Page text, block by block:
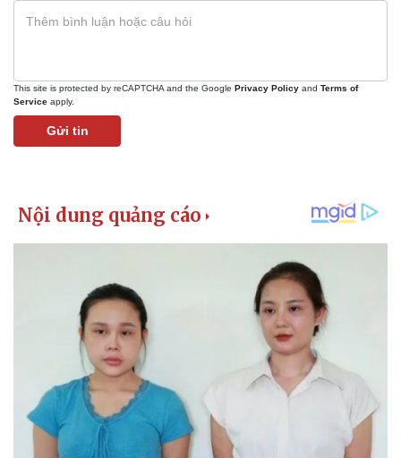
Bất động sản
Khởi nghiệp
Giá vàng
This site is protected by reCAPTCHA and the Google Privacy Policy and Terms of
Service apply.
Gửi tin